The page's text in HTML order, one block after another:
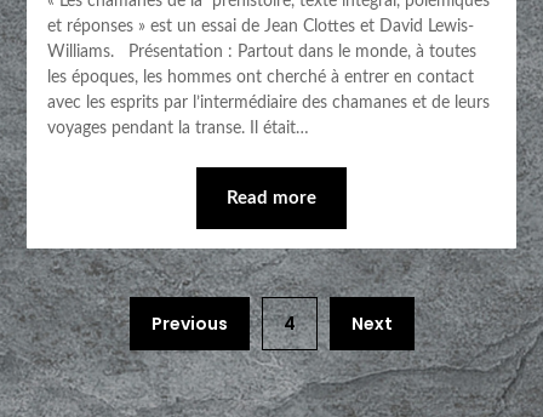
et réponses » est un essai de Jean Clottes et David Lewis-
Williams. Présentation : Partout dans le monde, à toutes
les époques, les hommes ont cherché à entrer en contact
avec les esprits par l’intermédiaire des chamanes et de leurs
voyages pendant la transe. Il était…
Read more
Previous 4 Next